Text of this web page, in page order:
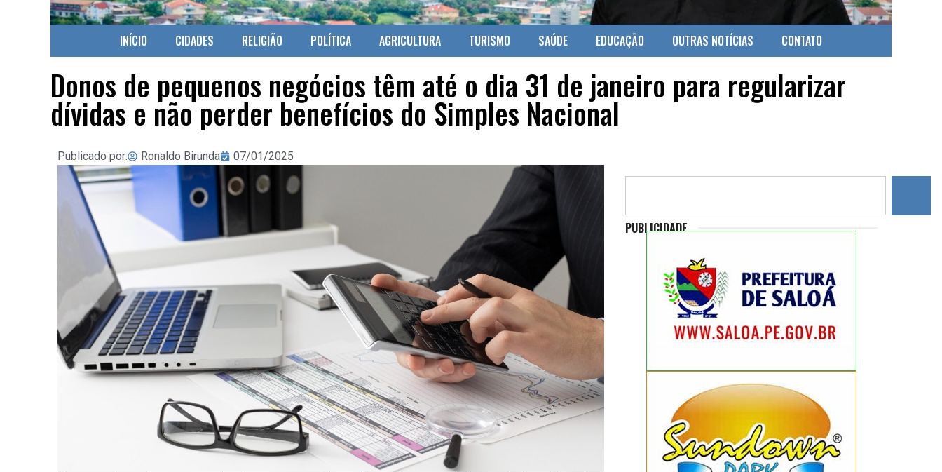
INÍCIO CIDADES RELIGIÃO POLÍTICA AGRICULTURA TURISMO SAÚDE EDUCAÇÃO OUTRAS NOTÍCIAS CONTATO
Donos de pequenos negócios têm até o dia 31 de janeiro para regularizar
dívidas e não perder benefícios do Simples Nacional
Publicado por: Ronaldo Birunda 07/01/2025
PUBLICIDADE